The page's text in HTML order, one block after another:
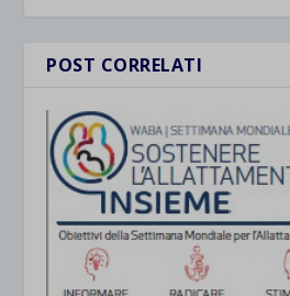
POST CORRELATI